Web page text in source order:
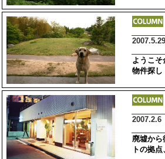
2007.5.29
ようこ
物件探し
2007.2.6
廃墟か
トの拠